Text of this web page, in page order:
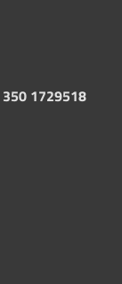
350 1729518